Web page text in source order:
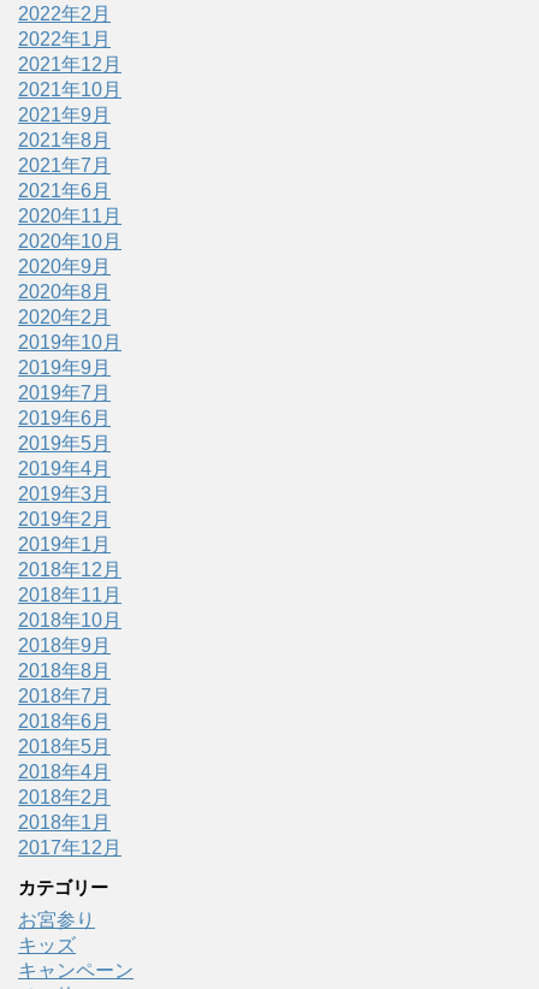
2022年2月
2022年1月
2021年12月
2021年10月
2021年9月
2021年8月
2021年7月
2021年6月
2020年11月
2020年10月
2020年9月
2020年8月
2020年2月
2019年10月
2019年9月
2019年7月
2019年6月
2019年5月
2019年4月
2019年3月
2019年2月
2019年1月
2018年12月
2018年11月
2018年10月
2018年9月
2018年8月
2018年7月
2018年6月
2018年5月
2018年4月
2018年2月
2018年1月
2017年12月
カテゴリー
お宮参り
キッズ
キャンペーン